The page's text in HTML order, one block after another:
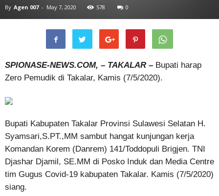
By Agen 007 - May 7, 2020 578 0
SPIONASE-NEWS.COM, – TAKALAR – Bupati harap
Zero Pemudik di Takalar, Kamis (7/5/2020).
Bupati Kabupaten Takalar Provinsi Sulawesi Selatan H.
Syamsari,S.PT.,MM sambut hangat kunjungan kerja
Komandan Korem (Danrem) 141/Toddopuli Brigjen. TNI
Djashar Djamil, SE.MM di Posko Induk dan Media Centre
tim Gugus Covid-19 kabupaten Takalar. Kamis (7/5/2020)
siang.